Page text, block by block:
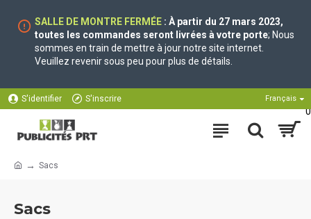
SALLE DE MONTRE FERMÉE : À partir du 27 mars 2023,
toutes les commandes seront livrées à votre porte; Nous
sommes en train de mettre à jour notre site internet.
Veuillez revenir sous peu pour plus de détails.
S'identifier S'inscrire Français
0
Sacs
Sacs